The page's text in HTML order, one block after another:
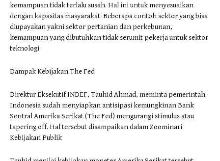
kemampuan tidak terlalu susah. Hal ini untuk menyesuaikan
dengan kapasitas masyarakat. Beberapa contoh sektor yang bisa
diupayakan yakni sektor pertanian dan perkebunan,
kemampuan yang dibutuhkan tidak serumit pekerja untuk sektor
teknologi.
Dampak Kebijakan The Fed
Direktur Eksekutif INDEF, Tauhid Ahmad, meminta pemerintah
Indonesia sudah menyiapkan antisipasi kemungkinan Bank
Sentral Amerika Serikat (The Fed) mengurangi stimulus atau
tapering off. Hal tersebut disampaikan dalam Zoominari
Kebijakan Publik